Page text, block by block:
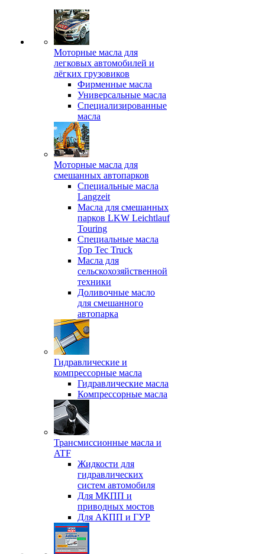
Моторные масла для
легковых автомобилей и
лёгких грузовиков
Фирменные масла
Универсальные масла
Специализированные
масла
Моторные масла для
смешанных автопарков
Специальные масла
Langzeit
Масла для смешанных
парков LKW Leichtlauf
Touring
Специальные масла
Top Tec Truck
Масла для
сельскохозяйственной
техники
Доливочные масло
для смешанного
автопарка
Гидравлические и
компрессорные масла
Гидравлические масла
Компрессорные масла
Трансмиссионные масла и
ATF
Жидкости для
гидравлических
систем автомобиля
Для МКПП и
приводных мостов
Для АКПП и ГУР